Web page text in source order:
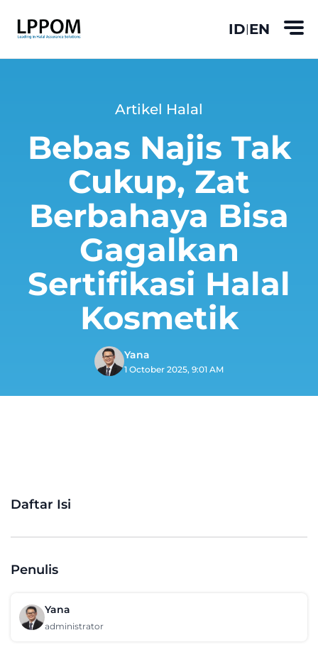
ID|EN
Artikel Halal
Bebas Najis Tak
Cukup, Zat
Berbahaya Bisa
Gagalkan
Sertifikasi Halal
Kosmetik
Yana
1 October 2025, 9:01 AM
Daftar Isi
Penulis
Yana
administrator